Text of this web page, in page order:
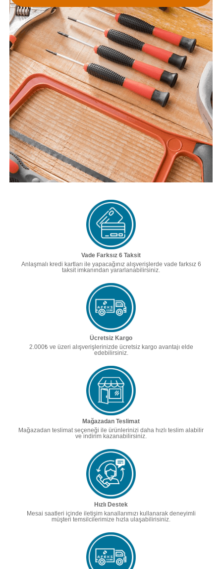
Vade Farksız 6 Taksit
Anlaşmalı kredi kartları ile yapacağınız alışverişlerde vade farksız 6
taksit imkanından yararlanabilirsiniz.
Ücretsiz Kargo
2.000₺ ve üzeri alışverişlerinizde ücretsiz kargo avantajı elde
edebilirsiniz.
Mağazadan Teslimat
Mağazadan teslimat seçeneği ile ürünlerinizi daha hızlı teslim alabilir
ve indirim kazanabilirsiniz.
Hızlı Destek
Mesai saatleri içinde iletişim kanallarımızı kullanarak deneyimli
müşteri temsilcilerimize hızla ulaşabilirisiniz.